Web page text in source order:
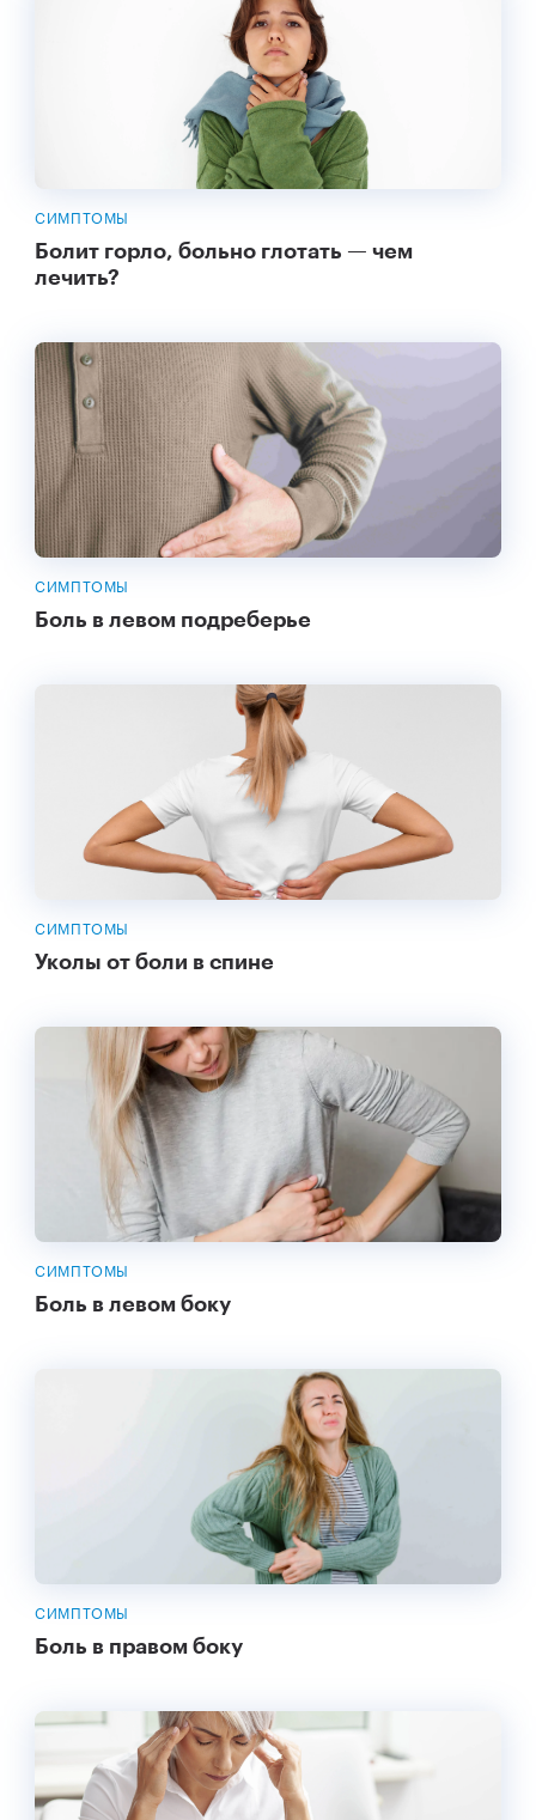
СИМПТОМЫ
Болит горло, больно глотать — чем
лечить?
СИМПТОМЫ
Боль в левом подреберье
СИМПТОМЫ
Уколы от боли в спине
СИМПТОМЫ
Боль в левом боку
СИМПТОМЫ
Боль в правом боку